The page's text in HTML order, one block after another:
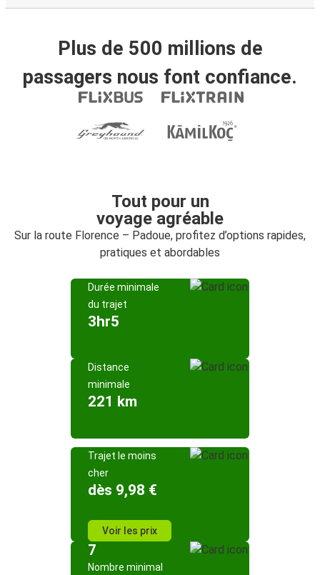
Plus de 500 millions de
passagers nous font confiance.
Tout pour un
voyage agréable
Sur la route Florence – Padoue, profitez d’options rapides,
pratiques et abordables
Durée minimale
du trajet
3hr5
Distance
minimale
221 km
Trajet le moins
cher
dès 9,98 €
Voir les prix
7
Nombre minimal